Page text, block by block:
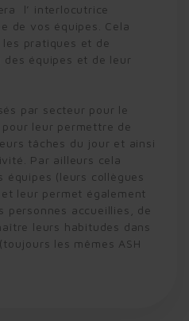
l’ interlocutrice
de vos équipes. Cela
les pratiques et de
des équipes et de leur
par secteur pour le
leur permettre de
tâches du jour et ainsi
Par ailleurs cela
(leurs collègues
leur permet également
personnes accueillies, de
leurs habitudes dans
les mêmes ASH